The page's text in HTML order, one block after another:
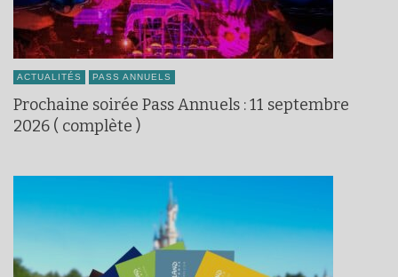
ACTUALITÉS PASS ANNUELS
Prochaine soirée Pass Annuels : 11 septembre
2026 ( complète )